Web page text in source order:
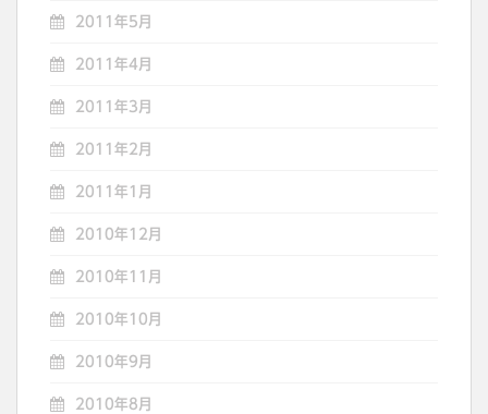
2011年5月
2011年4月
2011年3月
2011年2月
2011年1月
2010年12月
2010年11月
2010年10月
2010年9月
2010年8月